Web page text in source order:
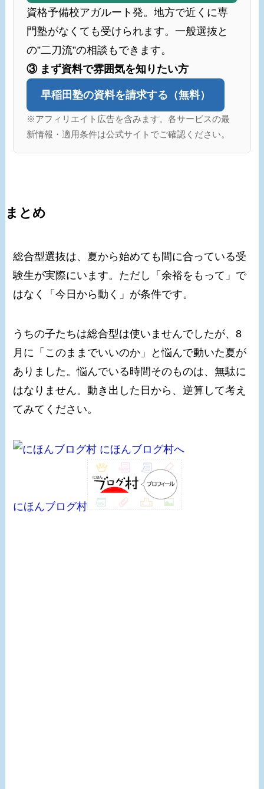
資格予備校アガルート発。地方で近くに専
門塾がなくても受けられます。一般選抜と
の”二刀流”の相談もできます。
③ まず資料で雰囲気を知りたい方
早稲田塾の資料を請求する（無料）
※アフィリエイト広告を含みます。各サービスの最
新情報・適用条件は公式サイトでご確認ください。
まとめ
総合型選抜は、夏から始めても間に合っている受
験生が実際にいます。ただし「余裕をもって」で
はなく「今日から動く」が条件です。
うちの子たちは総合型は使いませんでしたが、8
月に「このままでいいのか」と悩んで動いた夏が
ありました。悩んでいる時間そのものは、無駄に
はなりません。動き出した日から、逆算して考え
てみてください。
にほんブログ村